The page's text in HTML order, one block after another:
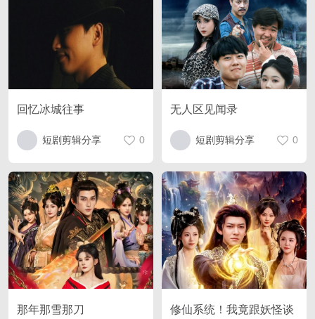
回忆冰城往事
短剧剪辑分享 0
那年那雪那刀
无人区见闻录
短剧剪辑分享 0
修仙系统！我竟跟妖怪谈